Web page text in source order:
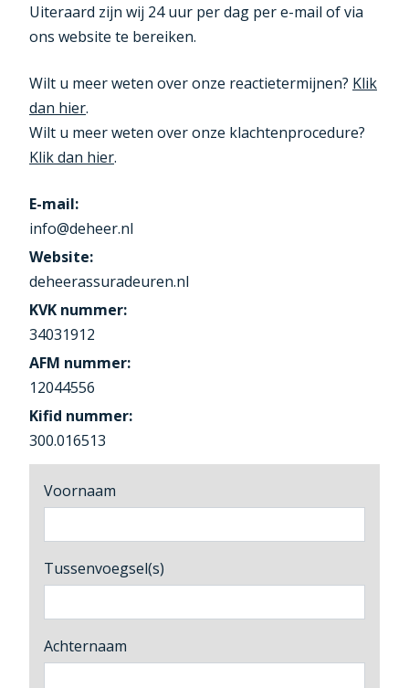
Uiteraard zijn wij 24 uur per dag per e-mail of via
ons website te bereiken.
Wilt u meer weten over onze reactietermijnen? Klik
dan hier.
Wilt u meer weten over onze klachtenprocedure?
Klik dan hier.
E-mail:
info@deheer.nl
Website:
deheerassuradeuren.nl
KVK nummer:
34031912
AFM nummer:
12044556
Kifid nummer:
300.016513
Voornaam
Tussenvoegsel(s)
Achternaam